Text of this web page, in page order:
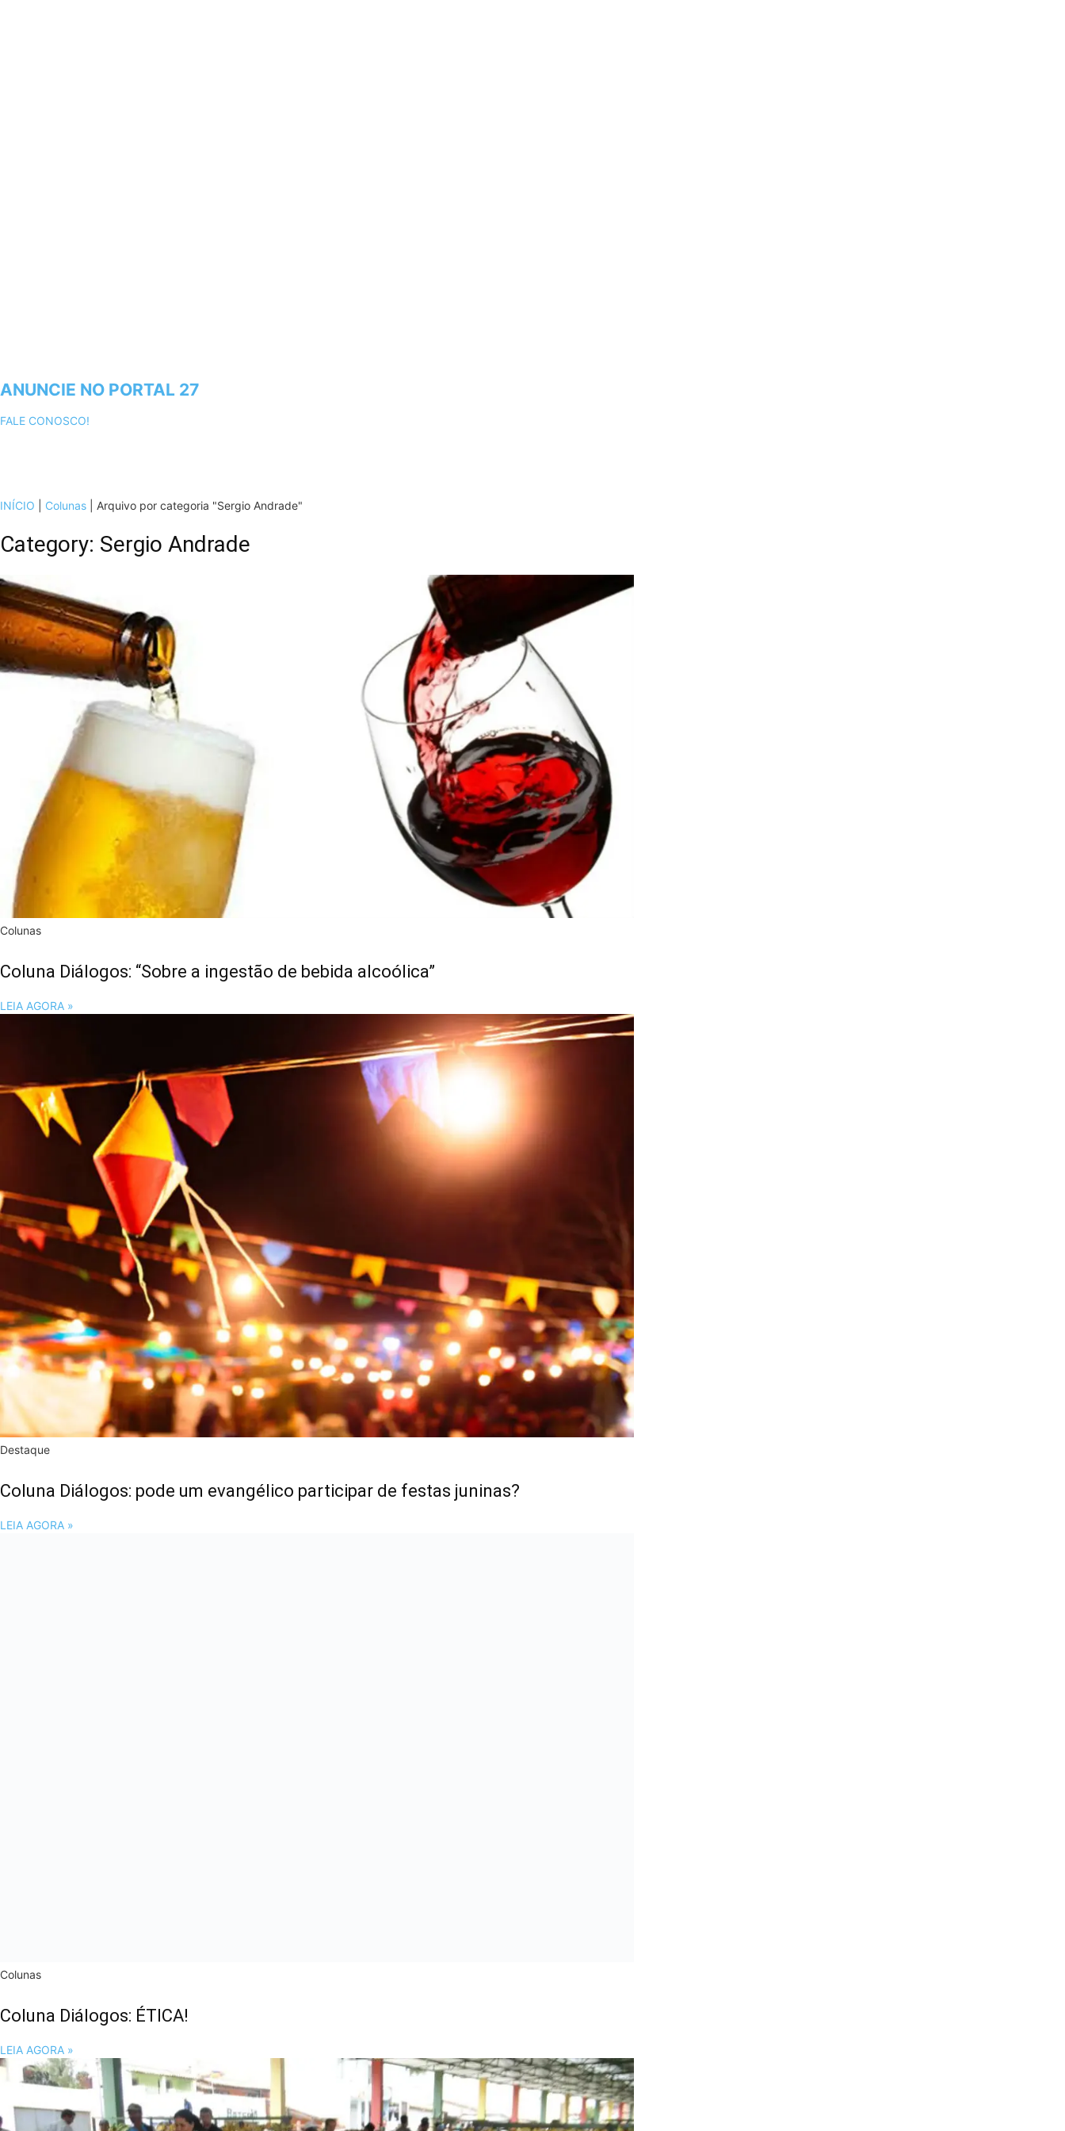
ANUNCIE NO PORTAL 27
FALE CONOSCO!
INÍCIO Colunas Arquivo por categoria "Sergio Andrade"
Category: Sergio Andrade
Colunas
Coluna Diálogos: “Sobre a ingestão de bebida alcoólica”
LEIA AGORA »
Destaque
Coluna Diálogos: pode um evangélico participar de festas juninas?
LEIA AGORA »
Colunas